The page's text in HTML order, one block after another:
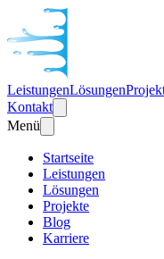
LeistungenLösungen
Kontakt
Menü
Startseite
Leistungen
Lösungen
Projekte
Blog
Karriere